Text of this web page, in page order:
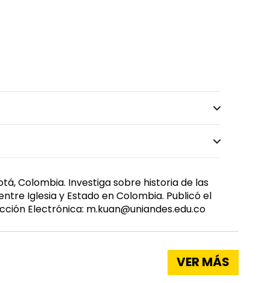
Colombia. Investiga sobre historia de las
Iglesia y Estado en Colombia. Publicó el
Electrónica: m.kuan@uniandes.edu.co
VER MÁS